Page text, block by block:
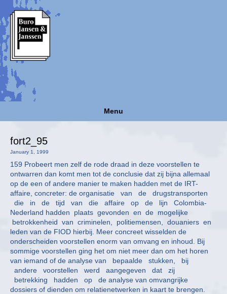
Menu
fort2_95
January 1, 1999
159 Probeert men zelf de rode draad in deze voorstellen te
ontwarren dan komt men tot de conclusie dat zij bijna allemaal
op de een of andere manier te maken hadden met de IRT-
affaire, concreter: de organisatie van de drugstransporten
die in de tijd van die affaire op de lijn Colombia-
Nederland hadden plaats gevonden en de mogelijke
betrokkenheid van criminelen, politiemensen, douaniers en
leden van de FIOD hierbij. Meer concreet wisselden de
onderscheiden voorstellen enorm van omvang en inhoud. Bij
sommige voorstellen ging het om niet meer dan om het horen
van iemand of de analyse van bepaalde stukken, bij
andere voorstellen werd aangegeven dat zij
betrekking hadden op de analyse van omvangrijke
dossiers of dienden om relatienetwerken in kaart te brengen.